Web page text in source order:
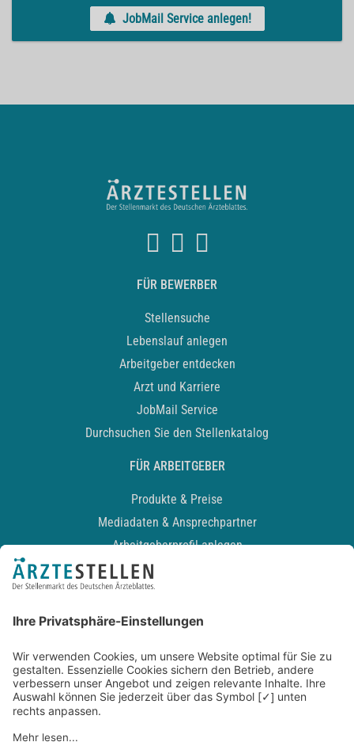
JobMail Service anlegen!
FÜR BEWERBER
Stellensuche
Lebenslauf anlegen
Arbeitgeber entdecken
Arzt und Karriere
JobMail Service
Durchsuchen Sie den Stellenkatalog
FÜR ARBEITGEBER
Produkte & Preise
Mediadaten & Ansprechpartner
Arbeitgeberprofil anlegen
Recruiting-Podcast
Kontakt
Datenschutz
Newsletter